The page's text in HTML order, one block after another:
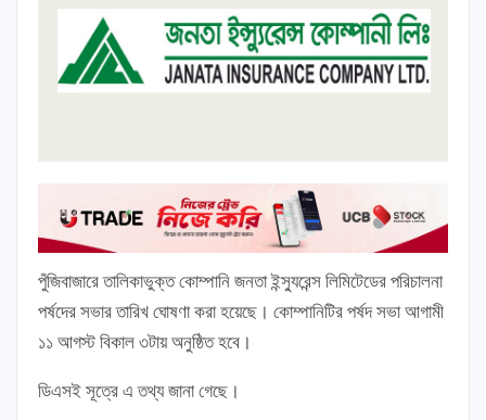
পুঁজিবাজারে তালিকাভুক্ত কোম্পানি জনতা ইন্স্যুরেন্স লিমিটেডের পরিচালনা
পর্ষদের সভার তারিখ ঘোষণা করা হয়েছে। কোম্পানিটির পর্ষদ সভা আগামী
১১ আগস্ট বিকাল ৩টায় অনুষ্ঠিত হবে।
ডিএসই সূত্রে এ তথ্য জানা গেছে।